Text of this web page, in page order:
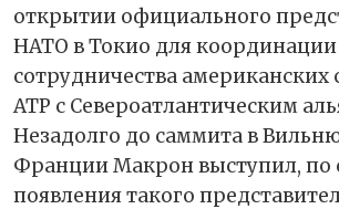
открытии официального
НАТО в Токио для координации
сотрудничества американских
АТР с Североатлантическим
Незадолго до саммита в
Франции Макрон выступил, по
появления такого